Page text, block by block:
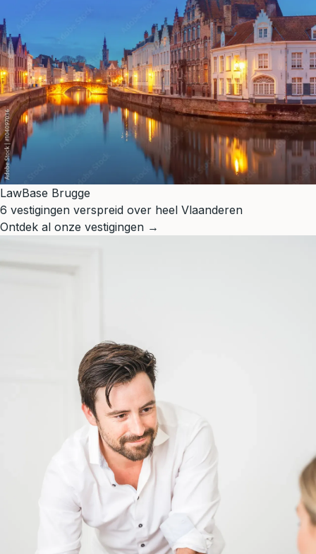
LawBase Brugge
6 vestigingen verspreid over heel Vlaanderen
Ontdek al onze vestigingen →